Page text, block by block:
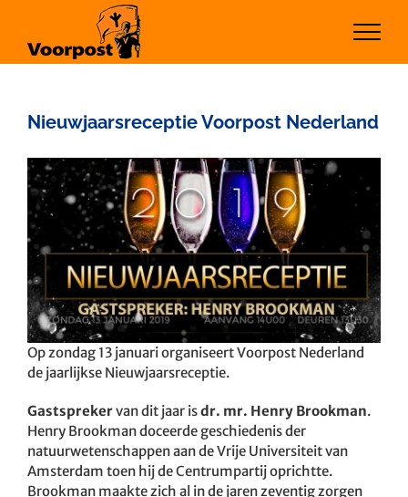
inhoud
Nieuwjaarsreceptie Voorpost Nederland
Bekijk
grotere
afbeelding
Op zondag 13 januari organiseert Voorpost Nederland
de jaarlijkse Nieuwjaarsreceptie.
Gastsprekervan dit jaar isdr. mr. Henry Brookman.
Henry Brookman doceerde geschiedenis der
natuurwetenschappen aan de Vrije Universiteit van
Amsterdam toen hij de Centrumpartij oprichtte.
Brookman maakte zich al in de jaren zeventig zorgen